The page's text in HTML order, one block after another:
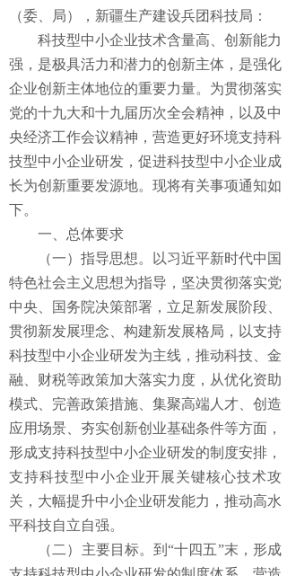
（委、局），新疆生产建设兵团科技局：
科技型中小企业技术含量高、创新能力
强，是极具活力和潜力的创新主体，是强化
企业创新主体地位的重要力量。为贯彻落实
党的十九大和十九届历次全会精神，以及中
央经济工作会议精神，营造更好环境支持科
技型中小企业研发，促进科技型中小企业成
长为创新重要发源地。现将有关事项通知如
下。
一、总体要求
（一）指导思想。以习近平新时代中国
特色社会主义思想为指导，坚决贯彻落实党
中央、国务院决策部署，立足新发展阶段、
贯彻新发展理念、构建新发展格局，以支持
科技型中小企业研发为主线，推动科技、金
融、财税等政策加大落实力度，从优化资助
模式、完善政策措施、集聚高端人才、创造
应用场景、夯实创新创业基础条件等方面，
形成支持科技型中小企业研发的制度安排，
支持科技型中小企业开展关键核心技术攻
关，大幅提升中小企业研发能力，推动高水
平科技自立自强。
（二）主要目标。到“十四五”末，形成